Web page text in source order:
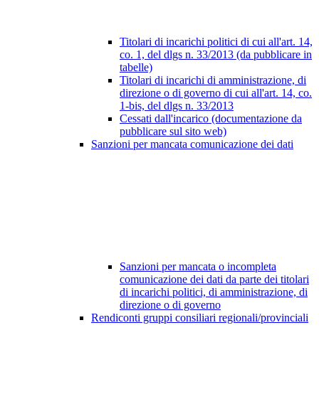
Titolari di incarichi politici di cui all'art. 14,
co. 1, del dlgs n. 33/2013 (da pubblicare in
tabelle)
Titolari di incarichi di amministrazione, di
direzione o di governo di cui all'art. 14, co.
1-bis, del dlgs n. 33/2013
Cessati dall'incarico (documentazione da
pubblicare sul sito web)
Sanzioni per mancata comunicazione dei dati
Sanzioni per mancata o incompleta
comunicazione dei dati da parte dei titolari
di incarichi politici, di amministrazione, di
direzione o di governo
Rendiconti gruppi consiliari regionali/provinciali